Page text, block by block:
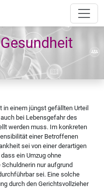
einem jüngst gefällten Urteil
bei Lebensgefahr des
werden muss. Im konkreten
einer Betroffenen
sei von einer derartigen
ein Umzug ohne
nur aufgrund
sei. Eine solche
durch den Gerichtsvollzieher